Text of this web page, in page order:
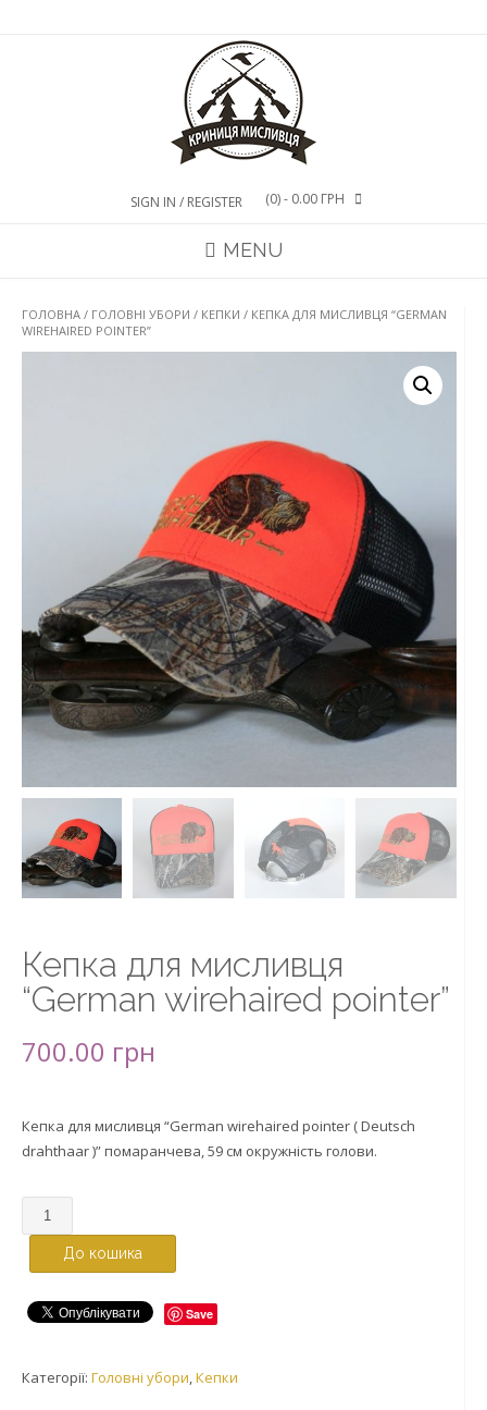
SIGN IN / REGISTER (0)- 0.00 ГРН
MENU
ГОЛОВНА / ГОЛОВНІ УБОРИ / КЕПКИ / КЕПКА ДЛЯ МИСЛИВЦЯ “GERMAN
WIREHAIRED POINTER”
Кепка для мисливця
“German wirehaired pointer”
700.00 грн
Кепка для мисливця “German wirehaired pointer ( Deutsch
drahthaar )” помаранчева, 59 см окружність голови.
До кошика
Save
Категорії: Головні убори,Кепки